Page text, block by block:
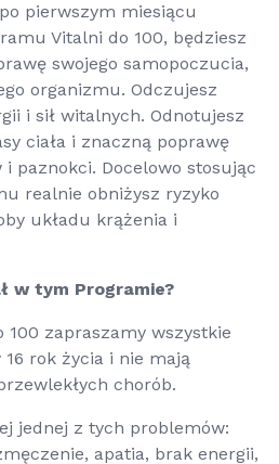
pierwszym miesiącu
Vitalni do 100, będziesz
swojego samopoczucia,
organizmu. Odczujesz
i sił witalnych. Odnotujesz
ciała i znaczną poprawę
i paznokci. Docelowo stosując
realnie obniżysz ryzyko
układu krążenia i
w tym Programie?
100 zapraszamy wszystkie
16 rok życia i nie mają
chorób.
jednej z tych problemów:
apatia, brak energii,